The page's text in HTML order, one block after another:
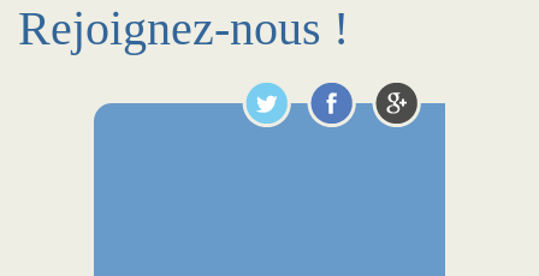
Rejoignez-nous !